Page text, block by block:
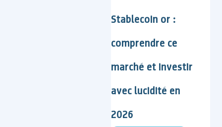
Stablecoin or :
comprendre ce
marché et investir
avec lucidité en
2026